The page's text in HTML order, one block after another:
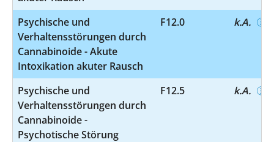
Psychische und
Verhaltensstörungen durch
Cannabinoide - Akute
Intoxikation akuter Rausch
F12.0 k.A.
Psychische und
Verhaltensstörungen durch
Cannabinoide -
Psychotische Störung
F12.5 k.A.